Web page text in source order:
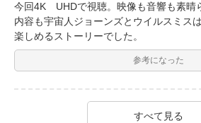
今回4K UHDで視聴。映像も音響も素晴
内容も宇宙人ジョーンズとウイルスミス
楽しめるストーリーでした。
参考になった
すべて見る